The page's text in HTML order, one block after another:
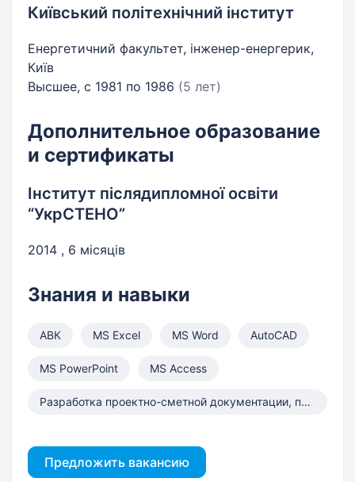
Київський політехнічний інститут
Енергетичний факультет, інженер-енергерик,
Київ
Высшее, с 1981 по 1986 (5 лет)
Дополнительное образование
и сертификаты
Інститут післядипломної освіти
“УкрСТЕНО”
2014 , 6 місяців
Знания и навыки
АВК MS Excel MS Word AutoCAD
MS PowerPoint MS Access
Разработка проектно-сметной документации, подготовка тендерной д
Предложить вакансию